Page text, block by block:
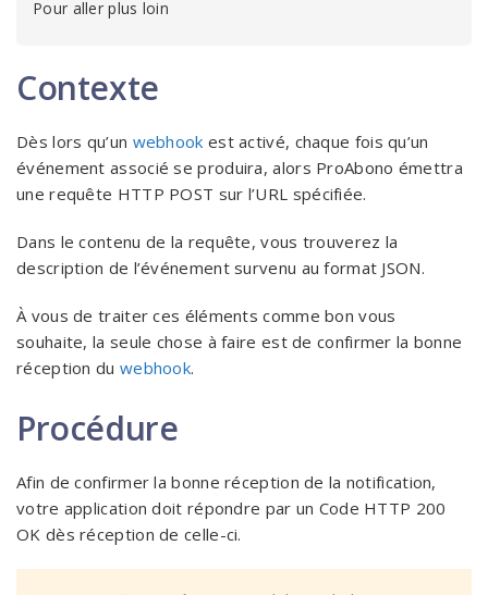
Pour aller plus loin
Contexte
Dès lors qu’un webhook est activé, chaque fois qu’un
événement associé se produira, alors ProAbono émettra
une requête HTTP POST sur l’URL spécifiée.
Dans le contenu de la requête, vous trouverez la
description de l’événement survenu au format JSON.
À vous de traiter ces éléments comme bon vous
souhaite, la seule chose à faire est de confirmer la bonne
réception du webhook.
Procédure
Afin de confirmer la bonne réception de la notification,
votre application doit répondre par un Code HTTP 200
OK dès réception de celle-ci.